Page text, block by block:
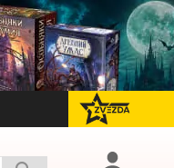
перейти на Zvezda